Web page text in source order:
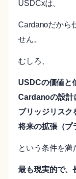
USDCxは、
Cardanoだから
せん。
むしろ、
USDCの価値と
Cardanoの設計
ブリッジリスク
将来の拡張（プ
という条件を満
最も現実的で、